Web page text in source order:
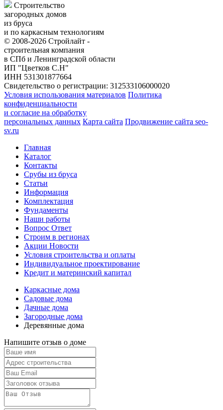
Строительство
загородных домов
из бруса
и по каркасным технологиям
© 2008-2026 Стройлайт -
строительная компания
в СПб и Ленинградской области
ИП "Цветков С.Н"
ИНН 531301877664
Свидетельство о регистрации: 312533106000020
Условия использования материалов Политика
конфиденциальности
и согласие на обработку
персональных данных Карта сайта Продвижение сайта seo-
sv.ru
Главная
Каталог
Контакты
Срубы из бруса
Статьи
Информация
Комплектация
Фундаменты
Наши работы
Вопрос Ответ
Строим в регионах
Акции Новости
Условия строительства и оплаты
Индивидуальное проектирование
Кредит и материнский капитал
Каркасные дома
Садовые дома
Дачные дома
Загородные дома
Деревянные дома
Напишите отзыв о доме